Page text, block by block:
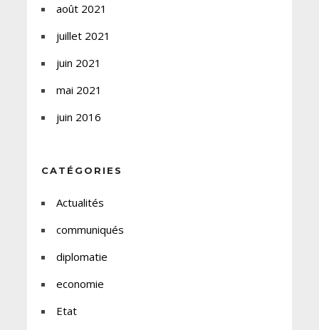
août 2021
juillet 2021
juin 2021
mai 2021
juin 2016
CATÉGORIES
Actualités
communiqués
diplomatie
economie
Etat